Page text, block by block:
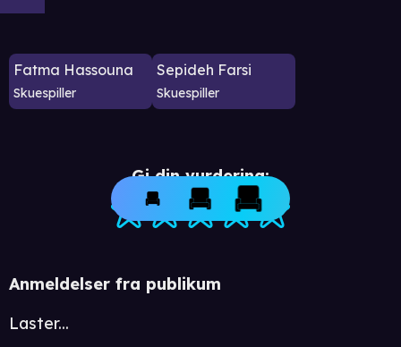
Fatma Hassouna
Skuespiller
Sepideh Farsi
Skuespiller
Gi din vurdering:
Anmeldelser fra publikum
Laster...